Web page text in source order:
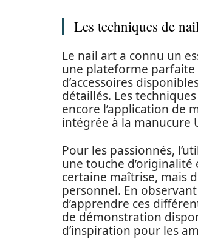
Les techniques de
Le nail art a connu un
une plateforme
d’accessoires
détaillés. Les
encore l’application de
intégrée à la manucure
Pour les passionnés,
une touche
certaine maîtrise, mais
personnel. En
d’apprendre ces
de démonstration
d’inspiration pour les